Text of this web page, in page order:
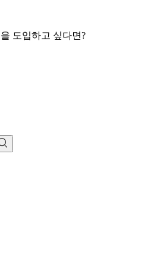
을 도입하고 싶다면?